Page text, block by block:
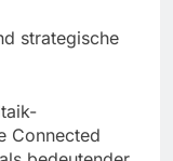
strategische
Connected